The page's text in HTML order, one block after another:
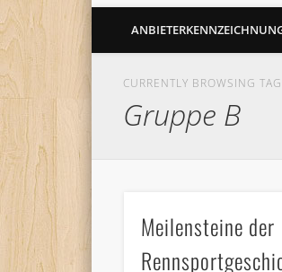
CURRENTLY BROWSING TAG
Gruppe B
Meilensteine der